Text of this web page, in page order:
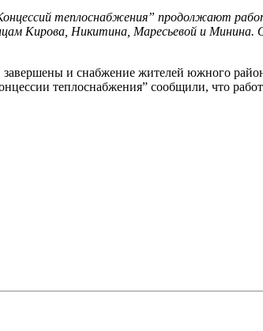
теплоснабжения” продолжают
Кирова, Никитина, Маресьевой и
и снабжение жителей южного
теплоснабжения” сообщили, что